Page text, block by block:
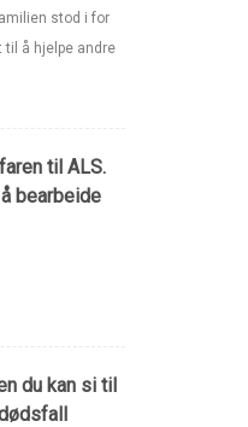
stod i for
til å hjelpe andre
til ALS.
bearbeide
du kan si til